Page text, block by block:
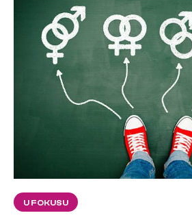
U FOKUSU